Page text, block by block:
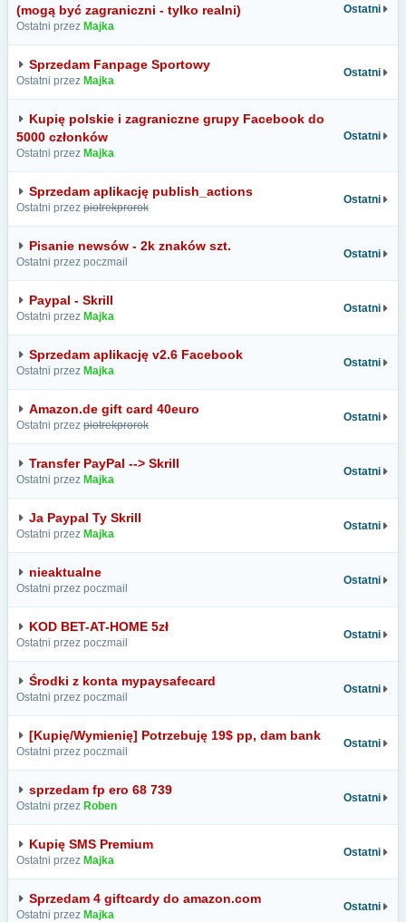
(mogą być zagraniczni - tylko realni)
Ostatni przez Majka
Ostatni
Sprzedam Fanpage Sportowy
Ostatni przez Majka
Ostatni
Kupię polskie i zagraniczne grupy Facebook do
5000 członków
Ostatni przez Majka
Ostatni
Sprzedam aplikację publish_actions
Ostatni przez piotrekprorok
Ostatni
Pisanie newsów - 2k znaków szt.
Ostatni przez poczmail
Ostatni
Paypal - Skrill
Ostatni przez Majka
Ostatni
Sprzedam aplikację v2.6 Facebook
Ostatni przez Majka
Ostatni
Amazon.de gift card 40euro
Ostatni przez piotrekprorok
Ostatni
Transfer PayPal --> Skrill
Ostatni przez Majka
Ostatni
Ja Paypal Ty Skrill
Ostatni przez Majka
Ostatni
nieaktualne
Ostatni przez poczmail
Ostatni
KOD BET-AT-HOME 5zł
Ostatni przez poczmail
Ostatni
Środki z konta mypaysafecard
Ostatni przez poczmail
Ostatni
[Kupię/Wymienię] Potrzebuję 19$ pp, dam bank
Ostatni przez poczmail
Ostatni
sprzedam fp ero 68 739
Ostatni przez Roben
Ostatni
Kupię SMS Premium
Ostatni przez Majka
Ostatni
Sprzedam 4 giftcardy do amazon.com
Ostatni przez Majka
Ostatni